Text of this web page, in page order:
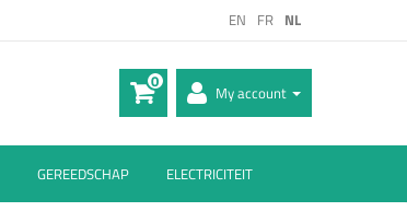
EN FR NL
My account
0
GEREEDSCHAP ELECTRICITEIT